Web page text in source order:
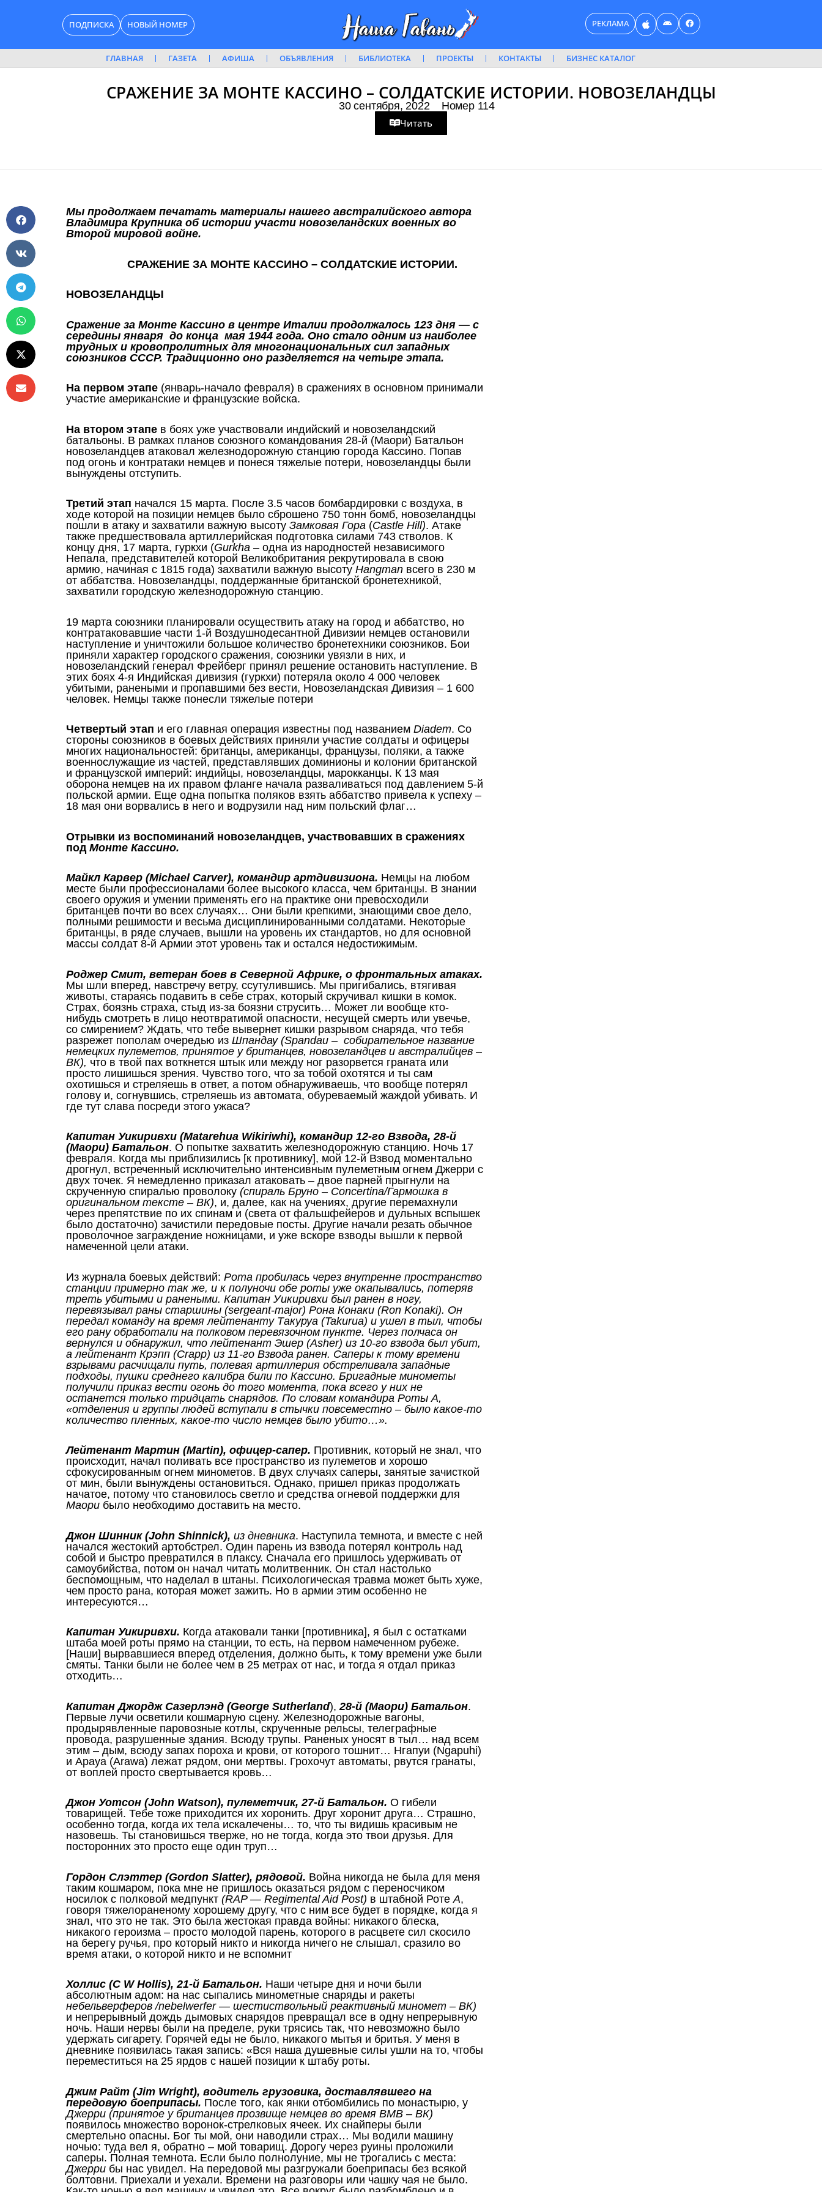
ПОДПИСКА НОВЫЙ НОМЕР РЕКЛАМА
ГЛАВНАЯ ГАЗЕТА АФИША ОБЪЯВЛЕНИЯ БИБЛИОТЕКА ПРОЕКТЫ КОНТАКТЫ БИЗНЕС КАТАЛОГ
СРАЖЕНИЕ ЗА МОНТЕ КАССИНО – СОЛДАТСКИЕ ИСТОРИИ. НОВОЗЕЛАНДЦЫ
30 сентября, 2022
Номер 114
Читать
Мы продолжаем печатать материалы нашего австралийского автора
Владимира Крупника об истории участи новозеландских военных во
Второй мировой войне.
СРАЖЕНИЕ ЗА МОНТЕ КАССИНО – СОЛДАТСКИЕ ИСТОРИИ.
НОВОЗЕЛАНДЦЫ
Сражение за Монте Кассино в центре Италии продолжалось 123 дня — с
середины января до конца мая 1944 года. Оно стало одним из наиболее
трудных и кровопролитных для многонациональных сил западных
союзников СССР. Традиционно оно разделяется на четыре этапа.
На первом этапе (январь-начало февраля) в сражениях в основном принимали
участие американские и французские войска.
На втором этапе в боях уже участвовали индийский и новозеландский
батальоны. В рамках планов союзного командования 28-й (Маори) Батальон
новозеландцев атаковал железнодорожную станцию города Кассино. Попав
под огонь и контратаки немцев и понеся тяжелые потери, новозеландцы были
вынуждены отступить.
Третий этап начался 15 марта. После 3.5 часов бомбардировки с воздуха, в
ходе которой на позиции немцев было сброшено 750 тонн бомб, новозеландцы
пошли в атаку и захватили важную высоту Замковая Гора (Castle Hill). Атаке
также предшествовала артиллерийская подготовка силами 743 стволов. К
концу дня, 17 марта, гуркхи (Gurkha – одна из народностей независимого
Непала, представителей которой Великобритания рекрутировала в свою
армию, начиная с 1815 года) захватили важную высоту Hangman всего в 230 м
от аббатства. Новозеландцы, поддержанные британской бронетехникой,
захватили городскую железнодорожную станцию.
19 марта союзники планировали осуществить атаку на город и аббатство, но
контратаковавшие части 1-й Воздушнодесантной Дивизии немцев остановили
наступление и уничтожили большое количество бронетехники союзников. Бои
приняли характер городского сражения, союзники увязли в них, и
новозеландский генерал Фрейберг принял решение остановить наступление. В
этих боях 4-я Индийская дивизия (гуркхи) потеряла около 4 000 человек
убитыми, ранеными и пропавшими без вести, Новозеландская Дивизия – 1 600
человек. Немцы также понесли тяжелые потери
Четвертый этап и его главная операция известны под названием Diadem. Со
стороны союзников в боевых действиях приняли участие солдаты и офицеры
многих национальностей: британцы, американцы, французы, поляки, а также
военнослужащие из частей, представлявших доминионы и колонии британской
и французской империй: индийцы, новозеландцы, марокканцы. К 13 мая
оборона немцев на их правом фланге начала разваливаться под давлением 5-й
польской армии. Еще одна попытка поляков взять аббатство привела к успеху –
18 мая они ворвались в него и водрузили над ним польский флаг…
Отрывки из воспоминаний новозеландцев, участвовавших в сражениях
под Монте Кассино.
Майкл Карвер (Michael Carver), командир артдивизиона. Немцы на любом
месте были профессионалами более высокого класса, чем британцы. В знании
своего оружия и умении применять его на практике они превосходили
британцев почти во всех случаях… Они были крепкими, знающими свое дело,
полными решимости и весьма дисциплинированными солдатами. Некоторые
британцы, в ряде случаев, вышли на уровень их стандартов, но для основной
массы солдат 8-й Армии этот уровень так и остался недостижимым.
Роджер Смит, ветеран боев в Северной Африке, о фронтальных атаках.
Мы шли вперед, навстречу ветру, ссутулившись. Мы пригибались, втягивая
животы, стараясь подавить в себе страх, который скручивал кишки в комок.
Страх, боязнь страха, стыд из-за боязни струсить… Может ли вообще кто-
нибудь смотреть в лицо неотвратимой опасности, несущей смерть или увечье,
со смирением? Ждать, что тебе вывернет кишки разрывом снаряда, что тебя
разрежет пополам очередью из Шпандау (Spandau – собирательное название
немецких пулеметов, принятое у британцев, новозеландцев и австралийцев –
ВК), что в твой пах воткнется штык или между ног разорвется граната или
просто лишишься зрения. Чувство того, что за тобой охотятся и ты сам
охотишься и стреляешь в ответ, а потом обнаруживаешь, что вообще потерял
голову и, согнувшись, стреляешь из автомата, обуреваемый жаждой убивать. И
где тут слава посреди этого ужаса?
Капитан Уикиривхи (Matarehua Wikiriwhi), командир 12-го Взвода, 28-й
(Маори) Батальон. О попытке захватить железнодорожную станцию. Ночь 17
февраля. Когда мы приблизились [к противнику], мой 12-й Взвод моментально
дрогнул, встреченный исключительно интенсивным пулеметным огнем Джерри с
двух точек. Я немедленно приказал атаковать – двое парней прыгнули на
скрученную спиралью проволоку (спираль Бруно – Concertina/Гармошка в
оригинальном тексте – ВК), и, далее, как на учениях, другие перемахнули
через препятствие по их спинам и (света от фальшфейеров и дульных вспышек
было достаточно) зачистили передовые посты. Другие начали резать обычное
проволочное заграждение ножницами, и уже вскоре взводы вышли к первой
намеченной цели атаки.
Из журнала боевых действий: Рота пробилась через внутренне пространство
станции примерно так же, и к полуночи обе роты уже окапывались, потеряв
треть убитыми и ранеными. Капитан Уикиривхи был ранен в ногу,
перевязывал раны старшины (sergeant-major) Рона Конаки (Ron Konaki). Он
передал команду на время лейтенанту Такуруа (Takurua) и ушел в тыл, чтобы
его рану обработали на полковом перевязочном пункте. Через полчаса он
вернулся и обнаружил, что лейтенант Эшер (Asher) из 10-го взвода был убит,
а лейтенант Крэпп (Crapp) из 11-го Взвода ранен. Саперы к тому времени
взрывами расчищали путь, полевая артиллерия обстреливала западные
подходы, пушки среднего калибра били по Кассино. Бригадные минометы
получили приказ вести огонь до того момента, пока всего у них не
останется только тридцать снарядов. По словам командира Роты А,
«отделения и группы людей вступали в стычки повсеместно – было какое-то
количество пленных, какое-то число немцев было убито…».
Лейтенант Мартин (Martin), офицер-сапер. Противник, который не знал, что
происходит, начал поливать все пространство из пулеметов и хорошо
сфокусированным огнем минометов. В двух случаях саперы, занятые зачисткой
от мин, были вынуждены остановиться. Однако, пришел приказ продолжать
начатое, потому что становилось светло и средства огневой поддержки для
Маори было необходимо доставить на место.
Джон Шинник (John Shinnick), из дневника. Наступила темнота, и вместе с ней
начался жестокий артобстрел. Один парень из взвода потерял контроль над
собой и быстро превратился в плаксу. Сначала его пришлось удерживать от
самоубийства, потом он начал читать молитвенник. Он стал настолько
беспомощным, что наделал в штаны. Психологическая травма может быть хуже,
чем просто рана, которая может зажить. Но в армии этим особенно не
интересуются…
Капитан Уикиривхи. Когда атаковали танки [противника], я был с остатками
штаба моей роты прямо на станции, то есть, на первом намеченном рубеже.
[Наши] вырвавшиеся вперед отделения, должно быть, к тому времени уже были
смяты. Танки были не более чем в 25 метрах от нас, и тогда я отдал приказ
отходить…
Капитан Джордж Сазерлэнд (George Sutherland), 28-й (Маори) Батальон.
Первые лучи осветили кошмарную сцену. Железнодорожные вагоны,
продырявленные паровозные котлы, скрученные рельсы, телеграфные
провода, разрушенные здания. Всюду трупы. Раненых уносят в тыл… над всем
этим – дым, всюду запах пороха и крови, от которого тошнит… Нгапуи (Ngapuhi)
и Арауа (Arawa) лежат рядом, они мертвы. Грохочут автоматы, рвутся гранаты,
от воплей просто свертывается кровь…
Джон Уотсон (John Watson), пулеметчик, 27-й Батальон. О гибели
товарищей. Тебе тоже приходится их хоронить. Друг хоронит друга… Страшно,
особенно тогда, когда их тела искалечены… то, что ты видишь красивым не
назовешь. Ты становишься тверже, но не тогда, когда это твои друзья. Для
посторонних это просто еще один труп…
Гордон Слэттер (Gordon Slatter), рядовой. Война никогда не была для меня
таким кошмаром, пока мне не пришлось оказаться рядом с переносчиком
носилок с полковой медпункт (RAP — Regimental Aid Post) в штабной Роте A,
говоря тяжелораненому хорошему другу, что с ним все будет в порядке, когда я
знал, что это не так. Это была жестокая правда войны: никакого блеска,
никакого героизма – просто молодой парень, которого в расцвете сил скосило
на берегу ручья, про который никто и никогда ничего не слышал, сразило во
время атаки, о которой никто и не вспомнит
Холлис (C W Hollis), 21-й Батальон. Наши четыре дня и ночи были
абсолютным адом: на нас сыпались минометные снаряды и ракеты
небельверферов /nebelwerfer — шестиствольный реактивный миномет – ВК)
и непрерывный дождь дымовых снарядов превращал все в одну непрерывную
ночь. Наши нервы были на пределе, руки трясись так, что невозможно было
удержать сигарету. Горячей еды не было, никакого мытья и бритья. У меня в
дневнике появилась такая запись: «Вся наша душевные силы ушли на то, чтобы
переместиться на 25 ярдов с нашей позиции к штабу роты.
Джим Райт (Jim Wright), водитель грузовика, доставлявшего на
передовую боеприпасы. После того, как янки отбомбились по монастырю, у
Джерри (принятое у британцев прозвище немцев во время ВМВ – ВК)
появилось множество воронок-стрелковых ячеек. Их снайперы были
смертельно опасны. Бог ты мой, они наводили страх… Мы водили машину
ночью: туда вел я, обратно – мой товарищ. Дорогу через руины проложили
саперы. Полная темнота. Если было полнолуние, мы не трогались с места:
Джерри бы нас увидел. На передовой мы разгружали боеприпасы без всякой
болтовни. Приехали и уехали. Времени на разговоры или чашку чая не было.